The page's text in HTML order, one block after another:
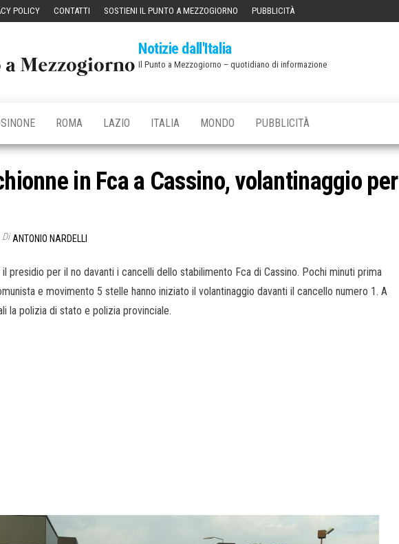
POLICY CONTATTI SOSTIENI IL PUNTO A MEZZOGIORNO PUBBLICITÀ
Notizie dall'Italia
Il Punto a Mezzogiorno – quotidiano di informazione
ROMA LAZIO ITALIA MONDO PUBBLICITÀ
in Fca a Cassino, volantinaggio per
Di ANTONIO NARDELLI
presidio per il no davanti i cancelli dello stabilimento Fca di Cassino. Pochi minuti prima
e movimento 5 stelle hanno iniziato il volantinaggio davanti il cancello numero 1. A
la polizia di stato e polizia provinciale.